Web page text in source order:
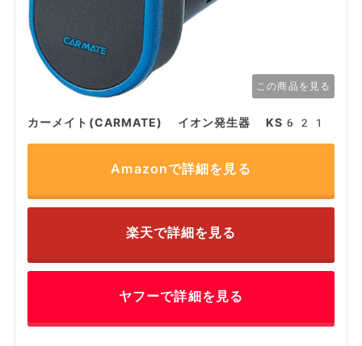
この商品を見る
カーメイト(CARMATE) イオン発生器 KS621
Amazonで詳細を見る
楽天で詳細を見る
ヤフーで詳細を見る